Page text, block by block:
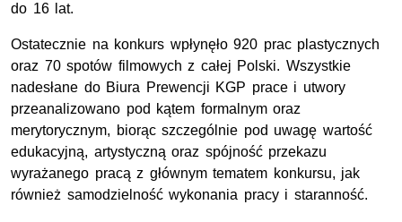
do 16 lat.
Ostatecznie na konkurs wpłynęło 920 prac plastycznych
oraz 70 spotów filmowych z całej Polski. Wszystkie
nadesłane do Biura Prewencji KGP prace i utwory
przeanalizowano pod kątem formalnym oraz
merytorycznym, biorąc szczególnie pod uwagę wartość
edukacyjną, artystyczną oraz spójność przekazu
wyrażanego pracą z głównym tematem konkursu, jak
również samodzielność wykonania pracy i staranność.